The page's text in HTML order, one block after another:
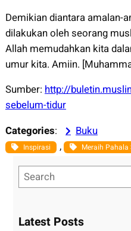
Demikian diantara amalan-
dilakukan oleh seorang
Allah memudahkan kita
umur kita. Amiin.
Sumber: http://
sebelum-tidur
Categories: Buku
Inspirasi , Meraih
e
rLatest Posts